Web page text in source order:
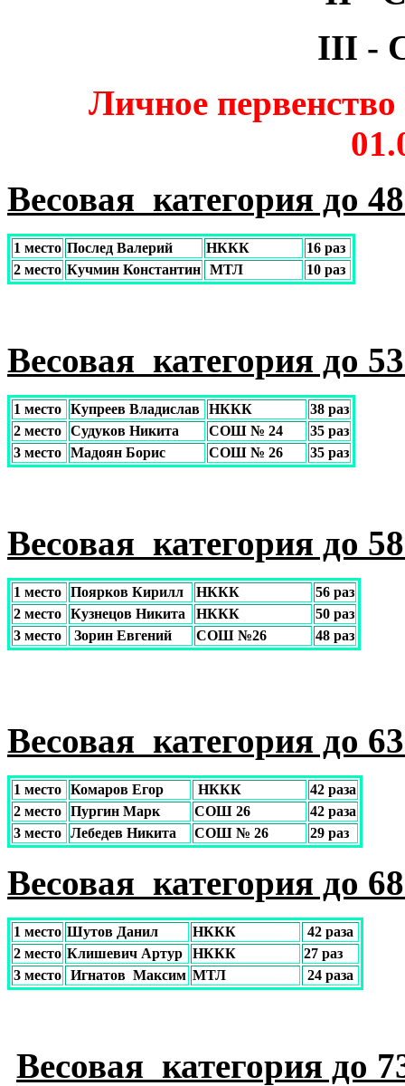
III -
Личное
Весовая категория до
1 место Послед Валерий НККК
16 раз
2 место Кучмин Константин МТЛ 10 раз
Весовая категория до
1 место Купреев Владислав НККК
38 раз
2 место Судуков Никита СОШ № 24
35 раз
3 место Мадоян Борис СОШ № 26 35 раз
Весовая категория до
1 место Поярков Кирилл НККК
56 раз
2 место Кузнецов Никита НККК
50 раз
3 место
Зорин Евгений СОШ №26 48 раз
Весовая категория до
1 место Комаров Егор НККК
42 раза
2 место Пургин Марк СОШ 26
42 раза
3 место Лебедев Никита СОШ № 26 29 раз
Весовая категория до
1 место Шутов Данил НККК
42 раза
2 место Клишевич Артур НККК
27 раз
3 место Игнатов Максим МТЛ 24 раза
Весовая категория до